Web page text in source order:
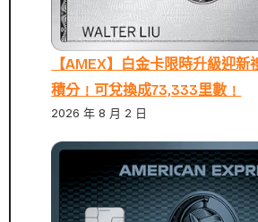
【AMEX】白金卡限時升級迎新
積分﹗可兌換成73,333里數﹗
2026 年 8 月 2 日